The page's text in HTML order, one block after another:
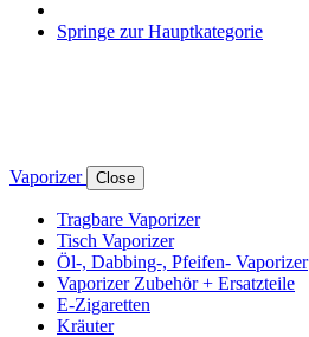
Springe zur Hauptkategorie
Vaporizer Close
Tragbare Vaporizer
Tisch Vaporizer
Öl-, Dabbing-, Pfeifen- Vaporizer
Vaporizer Zubehör + Ersatzteile
E-Zigaretten
Kräuter